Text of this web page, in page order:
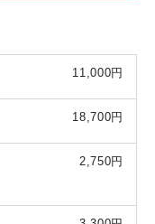
11,000円
18,700円
2,750円